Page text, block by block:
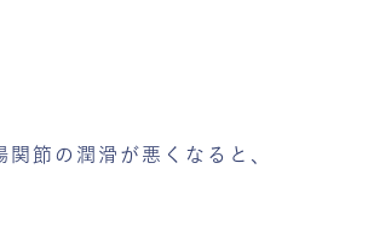
関節の潤滑が悪くなると、